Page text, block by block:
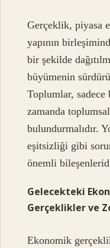
Gerçeklik, piyasa
yapının
bir şekilde
büyümenin
Toplumlar, sadece
zamanda
bulundurmalıdır.
eşitsizliği gibi
önemli
Gelecekteki
Gerçeklikler ve
Ekonomik